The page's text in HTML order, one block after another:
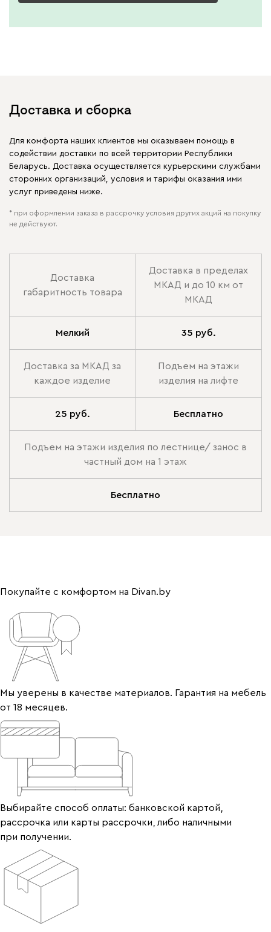
Доставка и сборка
Для комфорта наших клиентов мы оказываем помощь в
содействии доставки по всей территории Республики
Беларусь. Доставка осуществляется курьерскими службами
сторонних организаций, условия и тарифы оказания ими
услуг приведены ниже.
* при оформлении заказа в рассрочку условия других акций на покупку
не действуют.
Доставка
габаритность товара
Доставка в пределах
МКАД и до 10 км от
МКАД
Мелкий 35 руб.
Доставка за МКАД за
каждое изделие
Подъем на этажи
изделия на лифте
25 руб. Бесплатно
Подъем на этажи изделия по лестнице/ занос в
частный дом на 1 этаж
Бесплатно
Покупайте с комфортом на Divan.by
Мы уверены в качестве материалов. Гарантия на мебель
от 18 месяцев.
Выбирайте способ оплаты: банковской картой,
рассрочка или карты рассрочки, либо наличными
при получении.